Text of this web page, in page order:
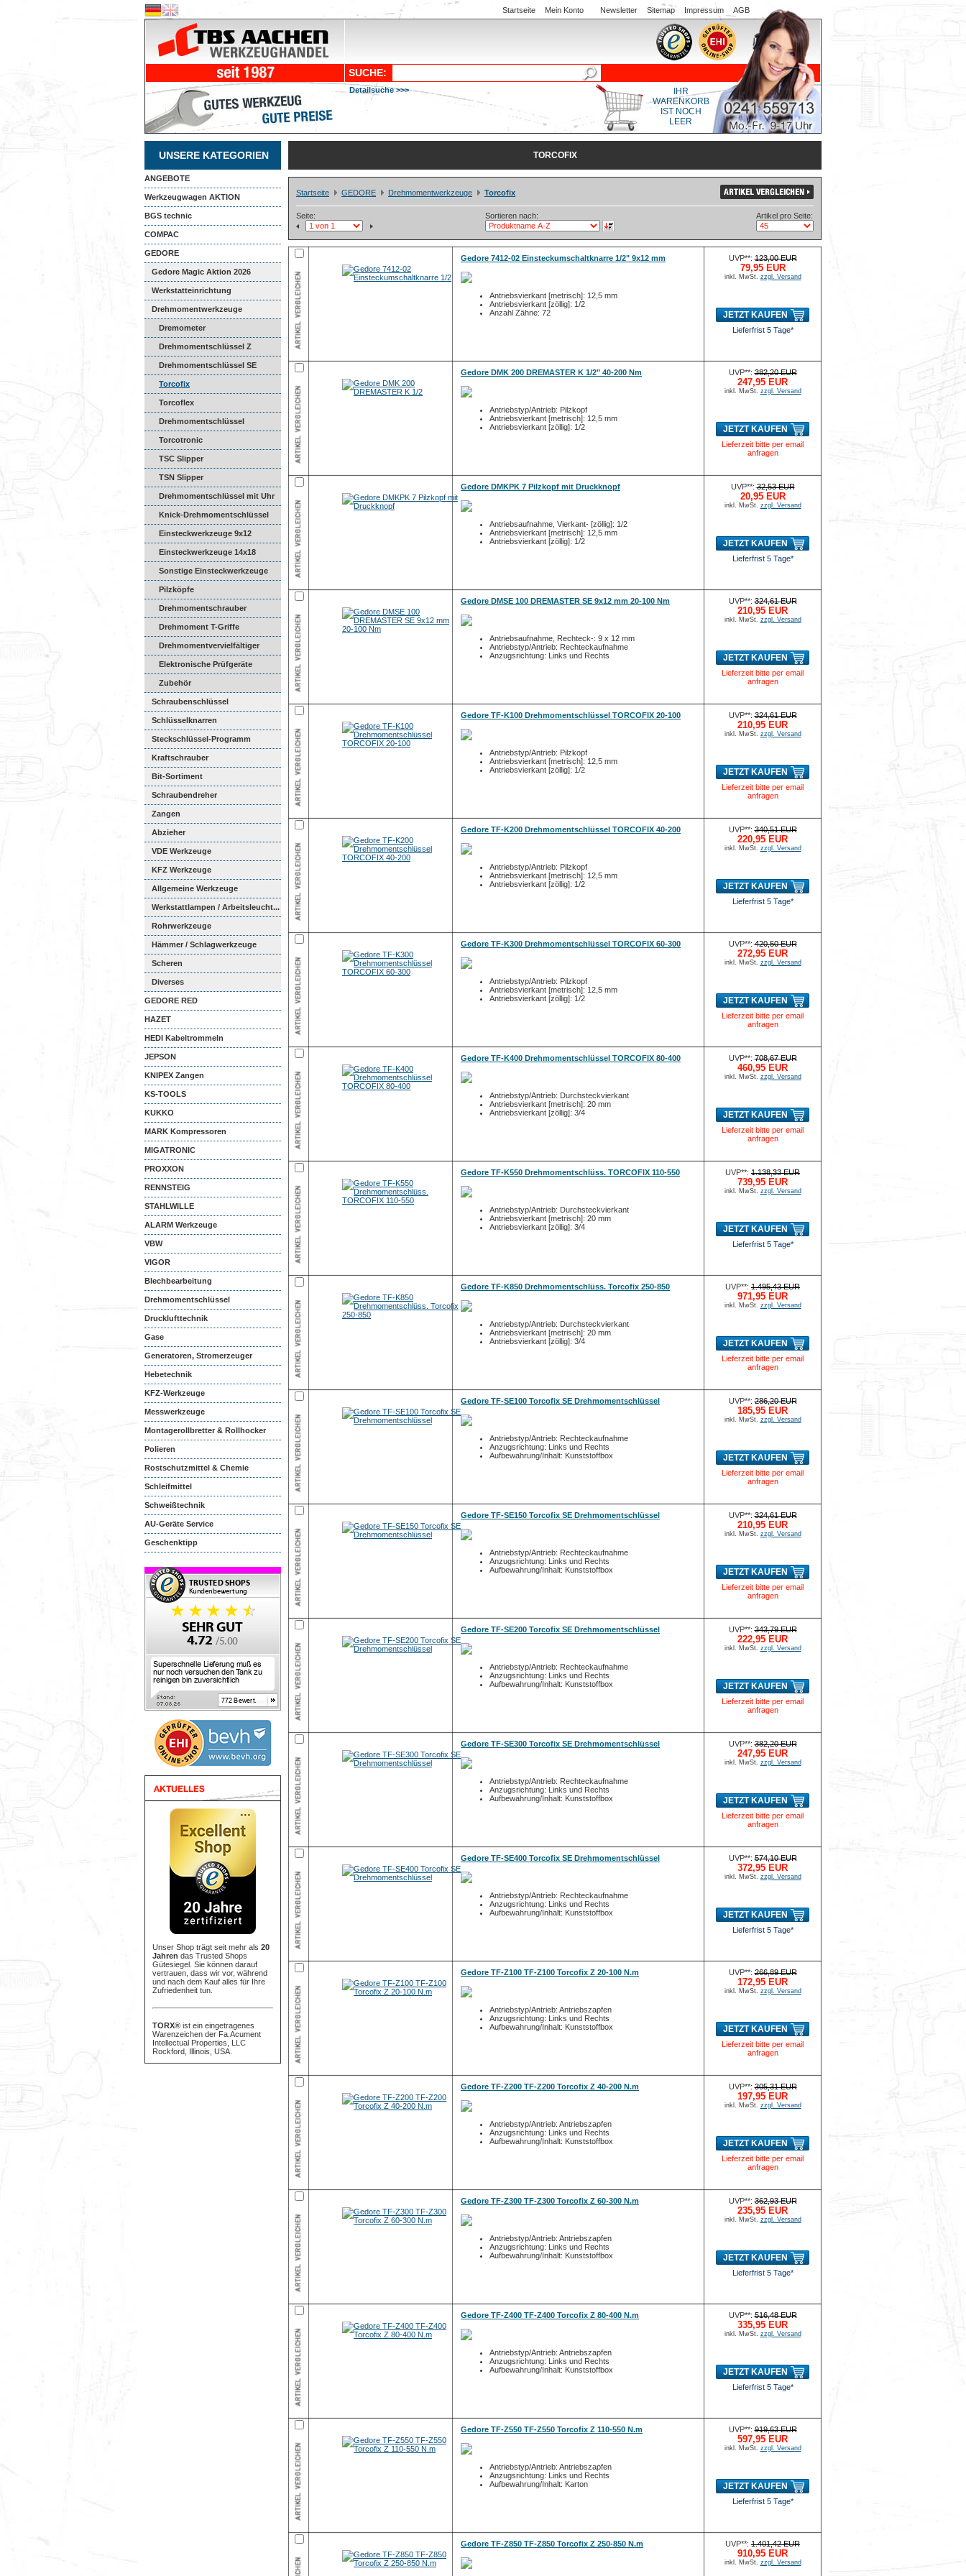
Startseite Mein Konto Newsletter Sitemap Impressum AGB
SUCHE:
Detailsuche >>>
IHR
WARENKORB
IST NOCH
LEER
UNSERE KATEGORIEN
ANGEBOTE
Werkzeugwagen AKTION
BGS technic
COMPAC
GEDORE
Gedore Magic Aktion 2026
Werkstatteinrichtung
Drehmomentwerkzeuge
Dremometer
Drehmomentschlüssel Z
Drehmomentschlüssel SE
Torcofix
Torcoflex
Drehmomentschlüssel
DREMASTER
Torcotronic
TSC Slipper
TSN Slipper
Drehmomentschlüssel mit Uhr
Knick-Drehmomentschlüssel
Einsteckwerkzeuge 9x12
Einsteckwerkzeuge 14x18
Sonstige Einsteckwerkzeuge
Pilzköpfe
Drehmomentschrauber
Drehmoment T-Griffe
Drehmomentvervielfältiger
Elektronische Prüfgeräte
Zubehör
Schraubenschlüssel
Schlüsselknarren
Steckschlüssel-Programm
Kraftschrauber
Bit-Sortiment
Schraubendreher
Zangen
Abzieher
VDE Werkzeuge
KFZ Werkzeuge
Allgemeine Werkzeuge
Werkstattlampen / Arbeitsleucht...
Rohrwerkzeuge
Hämmer / Schlagwerkzeuge
Scheren
Diverses
GEDORE RED
HAZET
HEDI Kabeltrommeln
JEPSON
KNIPEX Zangen
KS-TOOLS
KUKKO
MARK Kompressoren
MIGATRONIC
PROXXON
RENNSTEIG
STAHLWILLE
ALARM Werkzeuge
VBW
VIGOR
Blechbearbeitung
Drehmomentschlüssel
Drucklufttechnik
Gase
Generatoren, Stromerzeuger
Hebetechnik
KFZ-Werkzeuge
Messwerkzeuge
Montagerollbretter & Rollhocker
Polieren
Rostschutzmittel & Chemie
Schleifmittel
Schweißtechnik
AU-Geräte Service
Geschenktipp
Unser Shop trägt seit mehr als 20
Jahren das Trusted Shops
Gütesiegel. Sie können darauf
vertrauen, dass wir vor, während
und nach dem Kauf alles für Ihre
Zufriedenheit tun.
TORX® ist ein eingetragenes
Warenzeichen der Fa.Acument
Intellectual Properties, LLC
Rockford, Illinois, USA.
TORCOFIX
Startseite GEDORE Drehmomentwerkzeuge Torcofix
Seite: Sortieren nach: Artikel pro Seite:
Gedore 7412-02 Einsteckumschaltknarre 1/2" 9x12 mm
Antriebsvierkant [metrisch]: 12,5 mm
Antriebsvierkant [zöllig]: 1/2
Anzahl Zähne: 72
UVP**:123,00 EUR
79,95 EUR
inkl. MwSt. zzgl. Versand
JETZT KAUFEN
Lieferfrist 5 Tage*
Gedore DMK 200 DREMASTER K 1/2" 40-200 Nm
Antriebstyp/Antrieb: Pilzkopf
Antriebsvierkant [metrisch]: 12,5 mm
Antriebsvierkant [zöllig]: 1/2
UVP**:382,20 EUR
247,95 EUR
inkl. MwSt. zzgl. Versand
JETZT KAUFEN
Lieferzeit bitte per email
anfragen
Gedore DMKPK 7 Pilzkopf mit Druckknopf
Antriebsaufnahme, Vierkant- [zöllig]: 1/2
Antriebsvierkant [metrisch]: 12,5 mm
Antriebsvierkant [zöllig]: 1/2
UVP**:32,53 EUR
20,95 EUR
inkl. MwSt. zzgl. Versand
JETZT KAUFEN
Lieferfrist 5 Tage*
Gedore DMSE 100 DREMASTER SE 9x12 mm 20-100 Nm
Antriebsaufnahme, Rechteck-: 9 x 12 mm
Antriebstyp/Antrieb: Rechteckaufnahme
Anzugsrichtung: Links und Rechts
UVP**:324,61 EUR
210,95 EUR
inkl. MwSt. zzgl. Versand
JETZT KAUFEN
Lieferzeit bitte per email
anfragen
Gedore TF-K100 Drehmomentschlüssel TORCOFIX 20-100
Antriebstyp/Antrieb: Pilzkopf
Antriebsvierkant [metrisch]: 12,5 mm
Antriebsvierkant [zöllig]: 1/2
UVP**:324,61 EUR
210,95 EUR
inkl. MwSt. zzgl. Versand
JETZT KAUFEN
Lieferzeit bitte per email
anfragen
Gedore TF-K200 Drehmomentschlüssel TORCOFIX 40-200
Antriebstyp/Antrieb: Pilzkopf
Antriebsvierkant [metrisch]: 12,5 mm
Antriebsvierkant [zöllig]: 1/2
UVP**:340,51 EUR
220,95 EUR
inkl. MwSt. zzgl. Versand
JETZT KAUFEN
Lieferfrist 5 Tage*
Gedore TF-K300 Drehmomentschlüssel TORCOFIX 60-300
Antriebstyp/Antrieb: Pilzkopf
Antriebsvierkant [metrisch]: 12,5 mm
Antriebsvierkant [zöllig]: 1/2
UVP**:420,50 EUR
272,95 EUR
inkl. MwSt. zzgl. Versand
JETZT KAUFEN
Lieferzeit bitte per email
anfragen
Gedore TF-K400 Drehmomentschlüssel TORCOFIX 80-400
Antriebstyp/Antrieb: Durchsteckvierkant
Antriebsvierkant [metrisch]: 20 mm
Antriebsvierkant [zöllig]: 3/4
UVP**:708,67 EUR
460,95 EUR
inkl. MwSt. zzgl. Versand
JETZT KAUFEN
Lieferzeit bitte per email
anfragen
Gedore TF-K550 Drehmomentschlüss. TORCOFIX 110-550
Antriebstyp/Antrieb: Durchsteckvierkant
Antriebsvierkant [metrisch]: 20 mm
Antriebsvierkant [zöllig]: 3/4
UVP**: 1.138,33 EUR
739,95 EUR
inkl. MwSt. zzgl. Versand
JETZT KAUFEN
Lieferfrist 5 Tage*
Gedore TF-K850 Drehmomentschlüss. Torcofix 250-850
Antriebstyp/Antrieb: Durchsteckvierkant
Antriebsvierkant [metrisch]: 20 mm
Antriebsvierkant [zöllig]: 3/4
UVP**: 1.495,43 EUR
971,95 EUR
inkl. MwSt. zzgl. Versand
JETZT KAUFEN
Lieferzeit bitte per email
anfragen
Gedore TF-SE100 Torcofix SE Drehmomentschlüssel
Antriebstyp/Antrieb: Rechteckaufnahme
Anzugsrichtung: Links und Rechts
Aufbewahrung/Inhalt: Kunststoffbox
UVP**:286,20 EUR
185,95 EUR
inkl. MwSt. zzgl. Versand
JETZT KAUFEN
Lieferzeit bitte per email
anfragen
Gedore TF-SE150 Torcofix SE Drehmomentschlüssel
Antriebstyp/Antrieb: Rechteckaufnahme
Anzugsrichtung: Links und Rechts
Aufbewahrung/Inhalt: Kunststoffbox
UVP**:324,61 EUR
210,95 EUR
inkl. MwSt. zzgl. Versand
JETZT KAUFEN
Lieferzeit bitte per email
anfragen
Gedore TF-SE200 Torcofix SE Drehmomentschlüssel
Antriebstyp/Antrieb: Rechteckaufnahme
Anzugsrichtung: Links und Rechts
Aufbewahrung/Inhalt: Kunststoffbox
UVP**:343,79 EUR
222,95 EUR
inkl. MwSt. zzgl. Versand
JETZT KAUFEN
Lieferzeit bitte per email
anfragen
Gedore TF-SE300 Torcofix SE Drehmomentschlüssel
Antriebstyp/Antrieb: Rechteckaufnahme
Anzugsrichtung: Links und Rechts
Aufbewahrung/Inhalt: Kunststoffbox
UVP**:382,20 EUR
247,95 EUR
inkl. MwSt. zzgl. Versand
JETZT KAUFEN
Lieferzeit bitte per email
anfragen
Gedore TF-SE400 Torcofix SE Drehmomentschlüssel
Antriebstyp/Antrieb: Rechteckaufnahme
Anzugsrichtung: Links und Rechts
Aufbewahrung/Inhalt: Kunststoffbox
UVP**:574,10 EUR
372,95 EUR
inkl. MwSt. zzgl. Versand
JETZT KAUFEN
Lieferfrist 5 Tage*
Gedore TF-Z100 TF-Z100 Torcofix Z 20-100 N.m
Antriebstyp/Antrieb: Antriebszapfen
Anzugsrichtung: Links und Rechts
Aufbewahrung/Inhalt: Kunststoffbox
UVP**:266,89 EUR
172,95 EUR
inkl. MwSt. zzgl. Versand
JETZT KAUFEN
Lieferzeit bitte per email
anfragen
Gedore TF-Z200 TF-Z200 Torcofix Z 40-200 N.m
Antriebstyp/Antrieb: Antriebszapfen
Anzugsrichtung: Links und Rechts
Aufbewahrung/Inhalt: Kunststoffbox
UVP**:305,31 EUR
197,95 EUR
inkl. MwSt. zzgl. Versand
JETZT KAUFEN
Lieferzeit bitte per email
anfragen
Gedore TF-Z300 TF-Z300 Torcofix Z 60-300 N.m
Antriebstyp/Antrieb: Antriebszapfen
Anzugsrichtung: Links und Rechts
Aufbewahrung/Inhalt: Kunststoffbox
UVP**:362,93 EUR
235,95 EUR
inkl. MwSt. zzgl. Versand
JETZT KAUFEN
Lieferfrist 5 Tage*
Gedore TF-Z400 TF-Z400 Torcofix Z 80-400 N.m
Antriebstyp/Antrieb: Antriebszapfen
Anzugsrichtung: Links und Rechts
Aufbewahrung/Inhalt: Kunststoffbox
UVP**:516,48 EUR
335,95 EUR
inkl. MwSt. zzgl. Versand
JETZT KAUFEN
Lieferfrist 5 Tage*
Gedore TF-Z550 TF-Z550 Torcofix Z 110-550 N.m
Antriebstyp/Antrieb: Antriebszapfen
Anzugsrichtung: Links und Rechts
Aufbewahrung/Inhalt: Karton
UVP**:919,63 EUR
597,95 EUR
inkl. MwSt. zzgl. Versand
JETZT KAUFEN
Lieferfrist 5 Tage*
Gedore TF-Z850 TF-Z850 Torcofix Z 250-850 N.m UVP**: 1.401,42 EUR
910,95 EUR
inkl. MwSt. zzgl. Versand